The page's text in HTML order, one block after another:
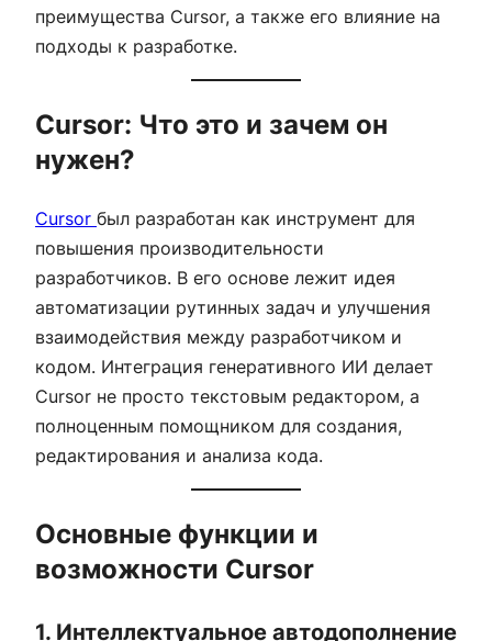
преимущества Cursor, а также его влияние на
подходы к разработке.
Cursor: Что это и зачем он
нужен?
Cursor был разработан как инструмент для
повышения производительности
разработчиков. В его основе лежит идея
автоматизации рутинных задач и улучшения
взаимодействия между разработчиком и
кодом. Интеграция генеративного ИИ делает
Cursor не просто текстовым редактором, а
полноценным помощником для создания,
редактирования и анализа кода.
Основные функции и
возможности Cursor
1. Интеллектуальное автодополнение